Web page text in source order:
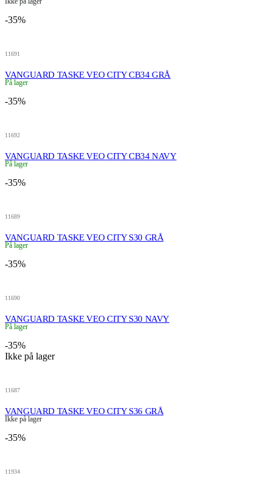
-35%
11691
VANGUARD TASKE VEO CITY CB34 GRÅ
På lager
-35%
11692
VANGUARD TASKE VEO CITY CB34 NAVY
På lager
-35%
11689
VANGUARD TASKE VEO CITY S30 GRÅ
På lager
-35%
11690
VANGUARD TASKE VEO CITY S30 NAVY
På lager
-35%
Ikke på lager
11687
VANGUARD TASKE VEO CITY S36 GRÅ
Ikke på lager
-35%
11934